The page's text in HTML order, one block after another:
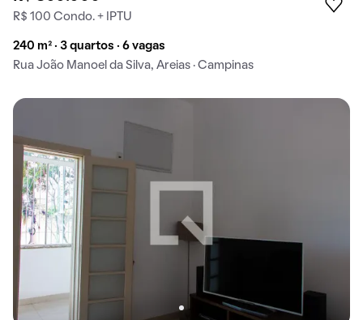
R$ 100 Condo. + IPTU
240 m² · 3 quartos · 6 vagas
Rua João Manoel da Silva, Areias · Campinas